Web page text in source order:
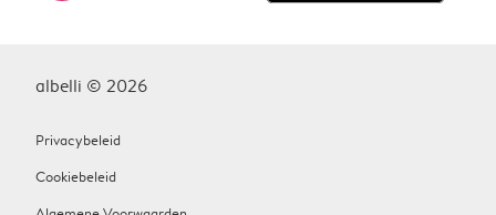
albelli © 2026
Privacybeleid
Cookiebeleid